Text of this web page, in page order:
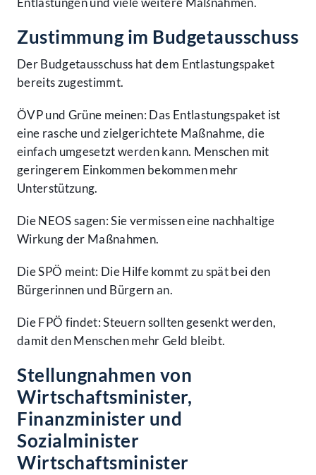
Zustimmung im Budgetausschuss
Der Budgetausschuss hat dem Entlastungspaket
bereits zugestimmt.
ÖVP und Grüne meinen: Das Entlastungspaket ist
eine rasche und zielgerichtete Maßnahme, die
einfach umgesetzt werden kann. Menschen mit
geringerem Einkommen bekommen mehr
Unterstützung.
Die NEOS sagen: Sie vermissen eine nachhaltige
Wirkung der Maßnahmen.
Die SPÖ meint: Die Hilfe kommt zu spät bei den
Bürgerinnen und Bürgern an.
Die FPÖ findet: Steuern sollten gesenkt werden,
damit den Menschen mehr Geld bleibt.
Stellungnahmen von
Wirtschaftsminister,
Finanzminister und
Sozialminister
Wirtschaftsminister